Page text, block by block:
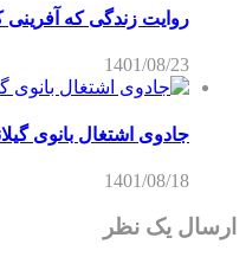
روایت زندگی که
1401/08/23
جادوی اشتغال بانوی
1401/08/18
ارسال یک نظر